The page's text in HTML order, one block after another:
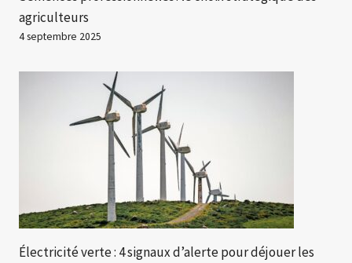
agriculteurs
4 septembre 2025
Électricité verte : 4 signaux d’alerte pour déjouer les